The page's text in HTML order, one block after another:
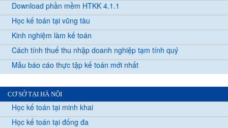
Download phần mềm HTKK 4.1.1
Học kế toán tại vũng tàu
Kinh nghiệm làm kế toán
Cách tính thuế thu nhập doanh nghiệp tạm tính quý
Mẫu báo cáo thực tập kế toán mới nhất
CƠ SỞ TẠI HÀ NỘI
Học kế toán tại minh khai
Học kế toán tại đống đa